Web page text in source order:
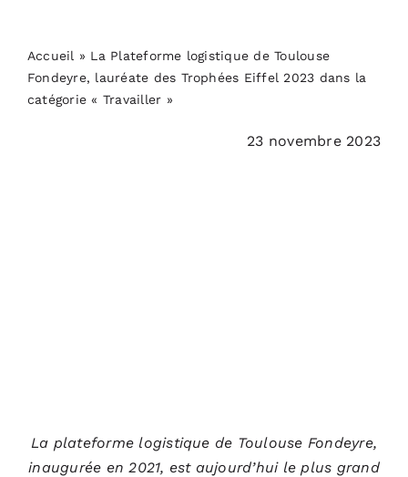
Accueil » La Plateforme logistique de Toulouse
Fondeyre, lauréate des Trophées Eiffel 2023 dans la
catégorie « Travailler »
23 novembre 2023
La plateforme logistique de Toulouse Fondeyre,
inaugurée en 2021, est aujourd’hui le plus grand
ACTUALITÉS